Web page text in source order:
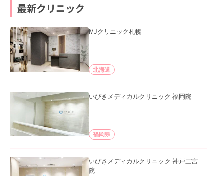
最新クリニック
MJクリニック札幌
北海道
いびきメディカルクリニック 福岡院
福岡県
いびきメディカルクリニック 神戸三宮
院